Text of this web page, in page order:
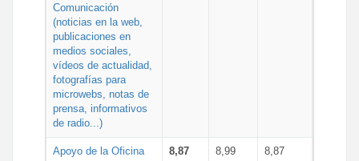
Comunicación
(noticias en la web,
publicaciones en
medios sociales,
vídeos de actualidad,
fotografías para
microwebs, notas de
prensa, informativos
de radio...)
Apoyo de la Oficina
8,87 8,99 8,87